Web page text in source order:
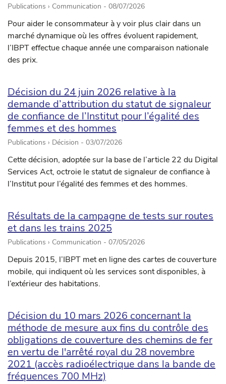
Publications › Communication - 08/07/2026
Pour aider le consommateur à y voir plus clair dans un
marché dynamique où les offres évoluent rapidement,
l’IBPT effectue chaque année une comparaison nationale
des prix.
Décision du 24 juin 2026 relative à la
demande d’attribution du statut de signaleur
de confiance de l’Institut pour l’égalité des
femmes et des hommes
Publications › Décision - 03/07/2026
Cette décision, adoptée sur la base de l’article 22 du Digital
Services Act, octroie le statut de signaleur de confiance à
l’Institut pour l’égalité des femmes et des hommes.
Résultats de la campagne de tests sur routes
et dans les trains 2025
Publications › Communication - 07/05/2026
Depuis 2015, l’IBPT met en ligne des cartes de couverture
mobile, qui indiquent où les services sont disponibles, à
l’extérieur des habitations.
Décision du 10 mars 2026 concernant la
méthode de mesure aux fins du contrôle des
obligations de couverture des chemins de fer
en vertu de l'arrêté royal du 28 novembre
2021 (accès radioélectrique dans la bande de
fréquences 700 MHz)